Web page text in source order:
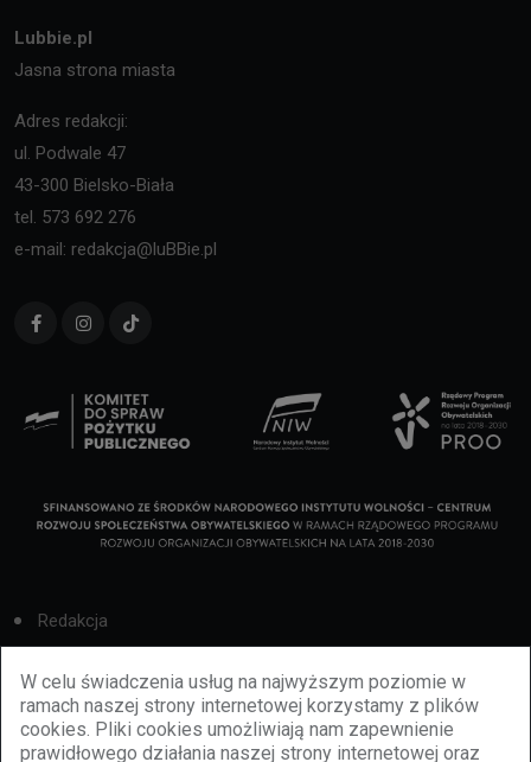
W celu świadczenia usług na najwyższym poziomie w
ramach naszej strony internetowej korzystamy z plików
cookies. Pliki cookies umożliwiają nam zapewnienie
prawidłowego działania naszej strony internetowej oraz
Lubbie.pl
Jasna strona miasta
Adres redakcji:
ul. Podwale 47
43-300 Bielsko-Biała
tel. 573 692 276
e-mail: redakcja@luBBie.pl
Redakcja
Cookies
Reklama